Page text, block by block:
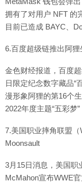
拥有了对用户 NFT 的
目前已造成 BAYC、
6.百度超级链推出阿狸
金色财经报道，百度
日限定纪念数字藏品“
漫形象阿狸的第16个
2022年度主题“五彩梦
7.美国职业摔角联盟
Moonsault
3月15日消息，美国职
McMahon宣布WWE